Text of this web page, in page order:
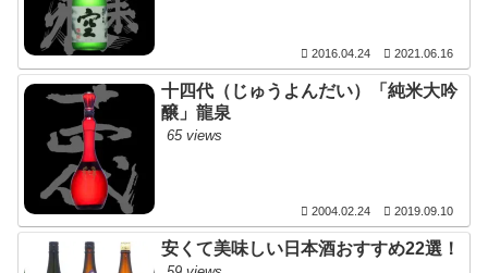
2016.04.24 2021.06.16
十四代（じゅうよんだい）「純米大吟
醸」龍泉
65 views
2004.02.24 2019.09.10
安くて美味しい日本酒おすすめ22選！